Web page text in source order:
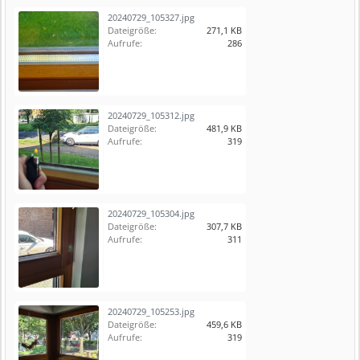
20240729_105327.jpg
Dateigröße:
271,1 KB
Aufrufe:
286
20240729_105312.jpg
Dateigröße:
481,9 KB
Aufrufe:
319
20240729_105304.jpg
Dateigröße:
307,7 KB
Aufrufe:
311
20240729_105253.jpg
Dateigröße:
459,6 KB
Aufrufe:
319